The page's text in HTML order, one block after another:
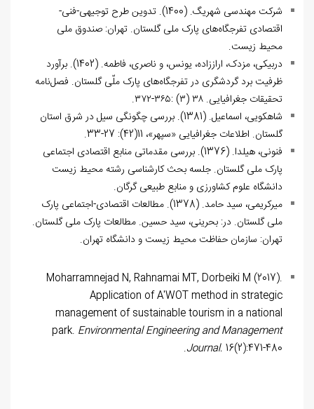
شرکت مهندسی شهریگ. (1400). تدوین طرح توجیهی-فنی-
اقتصادی تفرجگاه‌های پارک ملی گلستان. تهران: صندوق ملی
محیط زیست.
دربیکی، مزدک، اراززاده، یونس، و ناصری، فاطمه. (1402). برآورد
ظرفیت برد گردشگری در تفرجگاه‌های پارک ملّی گلستان. فصل‌نامه
تحقیقات جغرافیایی. ۳۸ (۳) :۳۶۵-۳۷۲.
شاهکویی، اسماعیل. (1381). بررسی چگونگی سیل در شرق استان
گلستان. اطلاعات جغرافیایی «سپهر»، 11(42): 27-33.
فنونی، هیلدا. (1376). بررسی مقدماتی منابع اقتصادی اجتماعی
پارک ملی گلستان. جلسه بحث کارشناسی رشته محیط زیست
دانشگاه علوم کشاورزی و منابع طبیعی گرگان.
میرکریمی، سید حامد. (1378). مطالعات اقتصادی-اجتماعی پارک
ملی گلستان. در: بحرینی، سید حسین. مطالعات پارک ملی گلستان.
تهران: سازمان حفاظت محیط زیست و دانشگاه تهران.
Moharramnejad N, Rahnamai MT, Dorbeiki M (2017).
Application of A'WOT method in strategic
management of sustainable tourism in a national
park. Environmental Engineering and Management
Journal. 16(2):471-480.